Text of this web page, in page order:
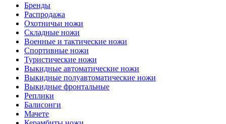
Бренды
Распродажа
Охотничьи ножи
Складные ножи
Военные и тактические ножи
Спортивные ножи
Туристические ножи
Выкидные автоматические ножи
Выкидные полуавтоматические ножи
Выкидные фронтальные
Реплики
Балисонги
Мачете